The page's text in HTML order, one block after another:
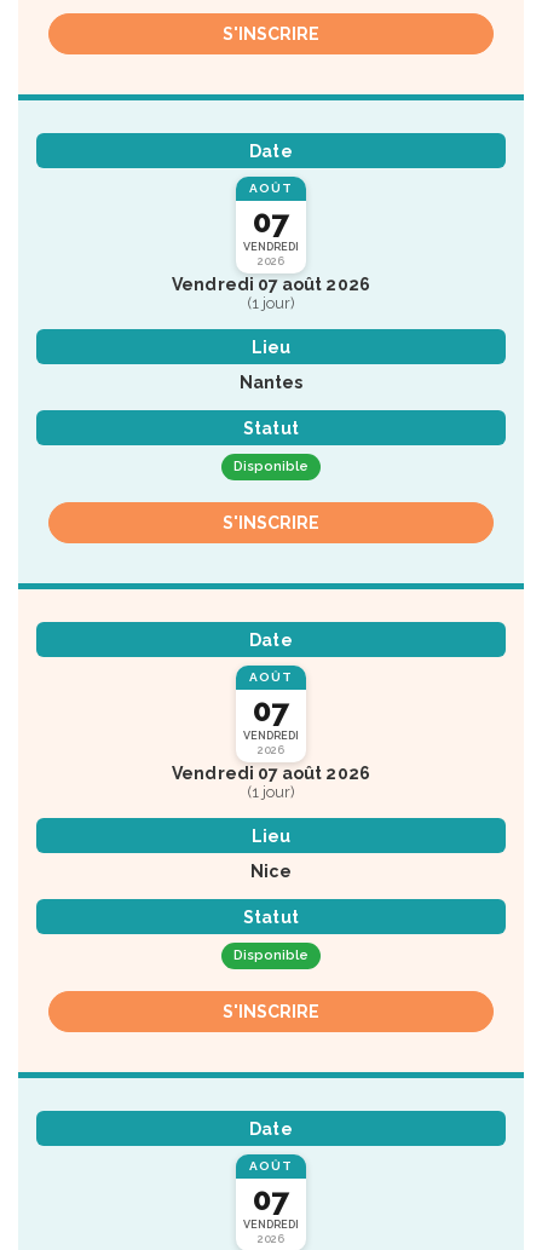
S'INSCRIRE
Date
AOÛT
07
VENDREDI
2026
Vendredi 07 août 2026
(1 jour)
Lieu
Nantes
Statut
Disponible
S'INSCRIRE
Date
AOÛT
07
VENDREDI
2026
Vendredi 07 août 2026
(1 jour)
Lieu
Nice
Statut
Disponible
S'INSCRIRE
Date
AOÛT
07
VENDREDI
2026